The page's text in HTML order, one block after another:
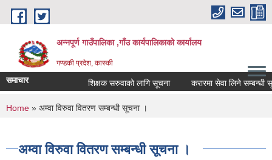
Skip to main content
अन्नपूर्ण गाउँपालिका ,गाँउ कार्यपालिकाको कार्यालय
गण्डकी प्रदेश, कास्की
समाचार शिक्षक सरुवाको लागि सूचना करारमा सेवा लिने सम्बन्धी
You are here
Home » अम्वा विरुवा वितरण सम्बन्धी सूचना ।
अम्वा विरुवा वितरण सम्बन्धी सूचना ।